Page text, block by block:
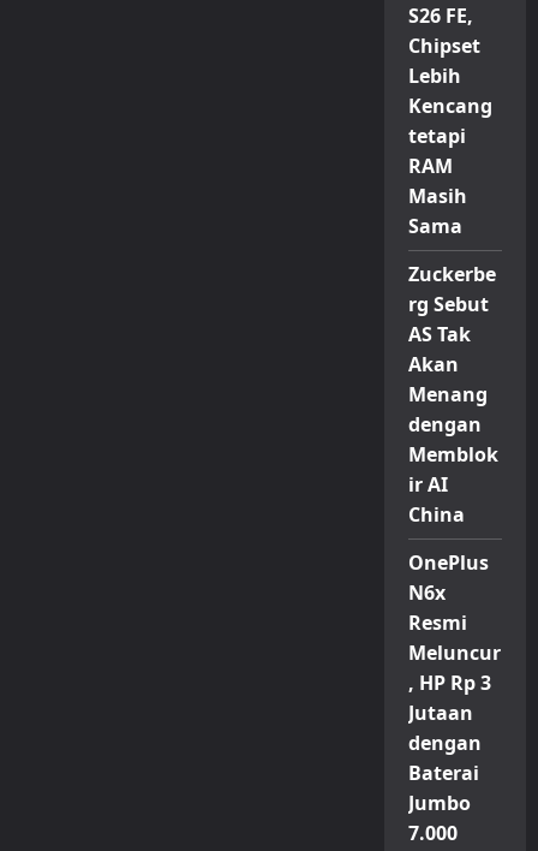
S26 FE,
Chipset
Lebih
Kencang
tetapi
RAM
Masih
Sama
Zuckerbe
rg Sebut
AS Tak
Akan
Menang
dengan
Memblok
ir AI
China
OnePlus
N6x
Resmi
Meluncur
, HP Rp 3
Jutaan
dengan
Baterai
Jumbo
7.000